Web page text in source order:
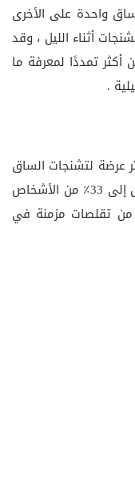
واحدة على الأخرى
أثناء الليل ، وقد
تمددًا لمعرفة ما
.
عرضة لتشنجات الساق
في الليل ، وكما تشير دراسة فإن ما يصل إلى 33٪ من الأشخاص
50 عامًا يعانون من تقلصات مزمنة في